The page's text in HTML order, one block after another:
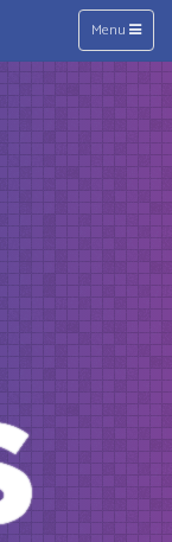
Toggle
navigation
Menu